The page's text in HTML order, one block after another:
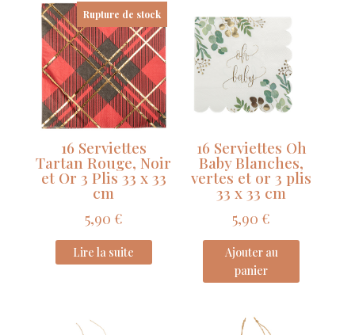
Or
7
Cm
Sur
Pic
Rupture de stock
16 Serviettes
Tartan Rouge, Noir
et Or 3 Plis 33 x 33
cm
5,90 €
Lire la suite
16 Serviettes Oh
Baby Blanches,
vertes et or 3 plis
33 x 33 cm
5,90 €
Ajouter au
panier